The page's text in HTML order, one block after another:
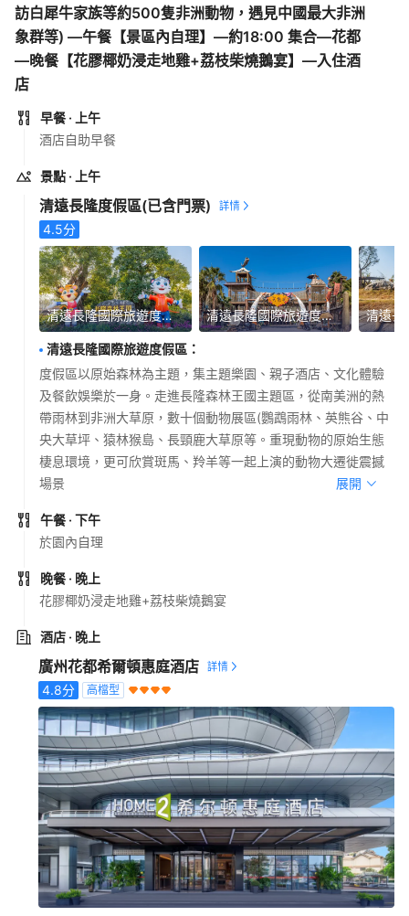
訪白犀牛家族等約500隻非洲動物，遇見中國最大非洲
象群等) —午餐【景區內自理】—約18:00 集合—花都
—晚餐【花膠椰奶浸走地雞+荔枝柴燒鵝宴】—入住酒
店
早餐 · 上午
酒店自助早餐
景點 · 上午
清遠長隆度假區(已含門票)
4.5分
清遠長隆國際旅遊度假區 清遠長隆國際旅遊度假區
清遠長隆國際旅遊度假區 ：
度假區以原始森林為主題，集主題樂園、親子酒店、文化體驗
及餐飲娛樂於一身。走進長隆森林王國主題區，從南美洲的熱
帶雨林到非洲大草原，數十個動物展區(鸚鵡雨林、英熊谷、中
央大草坪、猿林猴島、長頸鹿大草原等。重現動物的原始生態
棲息環境，更可欣賞斑馬、羚羊等一起上演的動物大遷徙震撼
場景
展開
午餐 · 下午
於園內自理
晚餐 · 晚上
花膠椰奶浸走地雞+荔枝柴燒鵝宴
酒店 · 晚上
廣州花都希爾頓惠庭酒店
4.8分 高檔型